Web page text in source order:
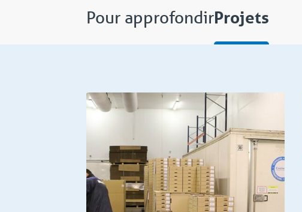
Pour approfondirProjets
Commerce de gros